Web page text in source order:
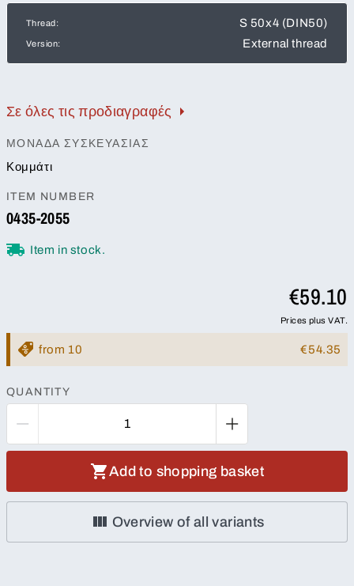
Thread: S 50x4 (DIN50)
Version: External thread
Σε όλες τις προδιαγραφές
ΜΟΝΆΔΑ ΣΥΣΚΕΥΑΣΊΑΣ
Κομμάτι
ITEM NUMBER
0435-2055
Item in stock.
€59.10
Prices plus VAT.
from 10 €54.35
QUANTITY
Add to shopping basket
Overview of all variants